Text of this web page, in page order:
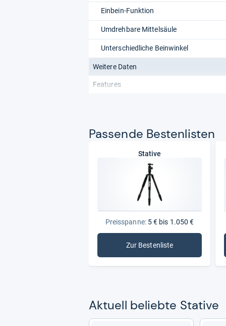
Einbein-Funktion
Umdrehbare Mittelsäule
Unterschiedliche Beinwinkel
Weitere Daten
Features
Pas­sende Bes­ten­lis­ten
Stative
Preisspanne:5 € bis 1.050 €
Zur Bestenliste
: Stative
Aktu­ell beliebte Sta­tive